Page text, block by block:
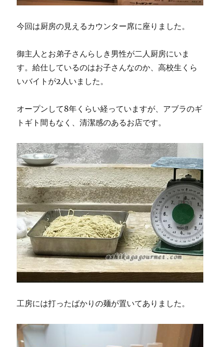
今回は厨房の見えるカウンター席に座りました。
御主人とお弟子さんらしき男性が二人厨房にいま
す。給仕しているのはお子さんなのか、高校生くら
いバイトが2人いました。
オープンして8年くらい経っていますが、アブラのギ
トギト間もなく、清潔感のあるお店です。
工房には打ったばかりの麺が置いてありました。